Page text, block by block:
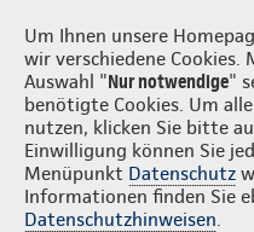
Um Ihnen unsere
wir verschiedene
Auswahl "Nur notwendige"
benötigte Cookies. Um
nutzen, klicken Sie bitte
Einwilligung können Sie
Menüpunkt Datenschutz
Informationen finden Sie
Datenschutzhinweisen.
Thomas Wilde
Gute Gründe Tarife &